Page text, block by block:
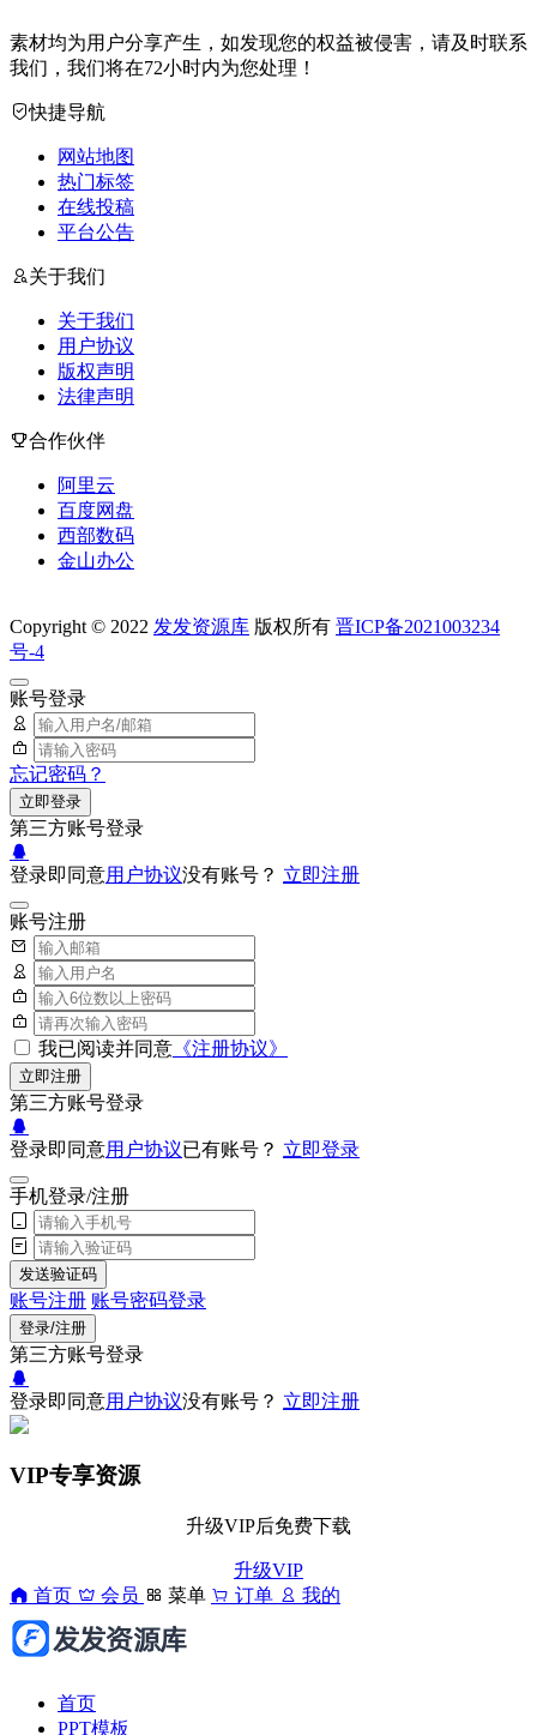
素材均为用户分享产生，如发现您的权益被侵害，请及时联系
我们，我们将在72小时内为您处理！
快捷导航
网站地图
热门标签
在线投稿
平台公告
关于我们
关于我们
用户协议
版权声明
法律声明
合作伙伴
阿里云
百度网盘
西部数码
金山办公
Copyright © 2022 发发资源库 版权所有 晋ICP备2021003234
号-4
账号登录
忘记密码？
立即登录
第三方账号登录
登录即同意用户协议没有账号？ 立即注册
账号注册
我已阅读并同意 《注册协议》
立即注册
第三方账号登录
登录即同意用户协议已有账号？ 立即登录
手机登录/注册
发送验证码
账号注册 账号密码登录
登录/注册
第三方账号登录
登录即同意用户协议没有账号？ 立即注册
VIP专享资源
升级VIP后免费下载
升级VIP
首页
会员 菜单 订单 我的
首页
PPT模板